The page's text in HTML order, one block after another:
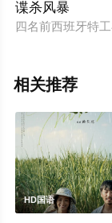
谍杀风暴
四名前西班牙特
相关推荐
HD国语